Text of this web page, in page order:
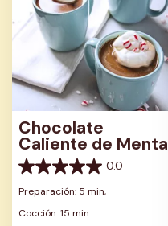
Chocolate
Caliente de Menta
0.0
0.0
de
estrellas.
Preparación: 5 min,
Cocción: 15 min